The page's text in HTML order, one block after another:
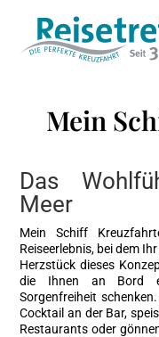
Mein
Das
Meer
Mein Schiff
Reiseerlebnis, bei dem
Herzstück dieses
die Ihnen an Bord
Sorgenfreiheit
Cocktail an der Bar,
Restaurants oder